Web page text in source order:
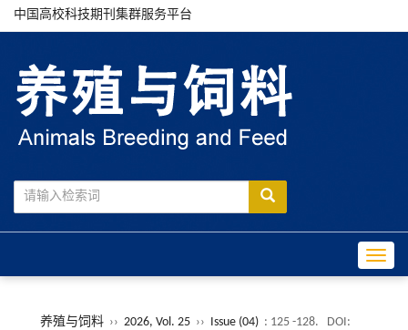
中国高校科技期刊集群服务平台
养殖与饲料 ›› 2026, Vol. 25 ›› Issue (04) : 125 -128.
DOI: